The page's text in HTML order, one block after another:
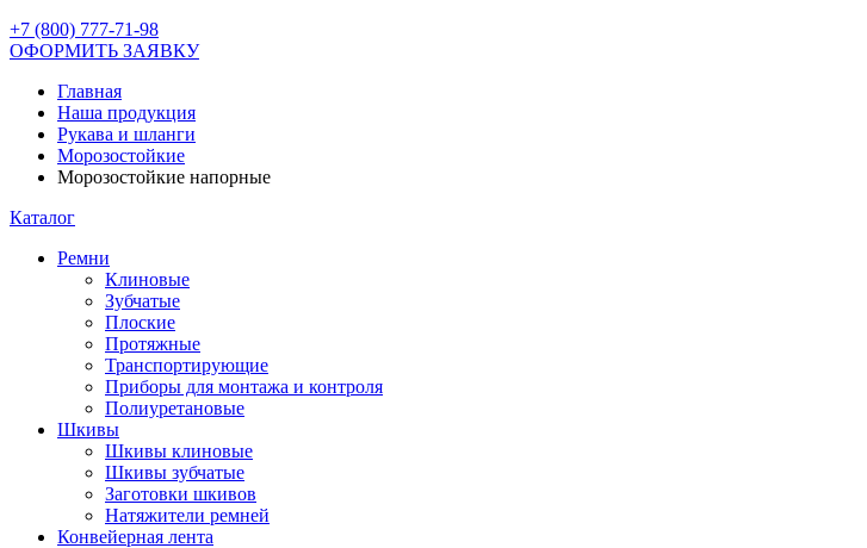
+7 (800) 777-71-98
ОФОРМИТЬ ЗАЯВКУ
Главная
Наша продукция
Рукава и шланги
Морозостойкие
Морозостойкие напорные
Каталог
Ремни
Клиновые
Зубчатые
Плоские
Протяжные
Транспортирующие
Приборы для монтажа и контроля
Полиуретановые
Шкивы
Шкивы клиновые
Шкивы зубчатые
Заготовки шкивов
Натяжители ремней
Конвейерная лента